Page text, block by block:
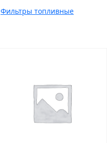
Фильтры топливные